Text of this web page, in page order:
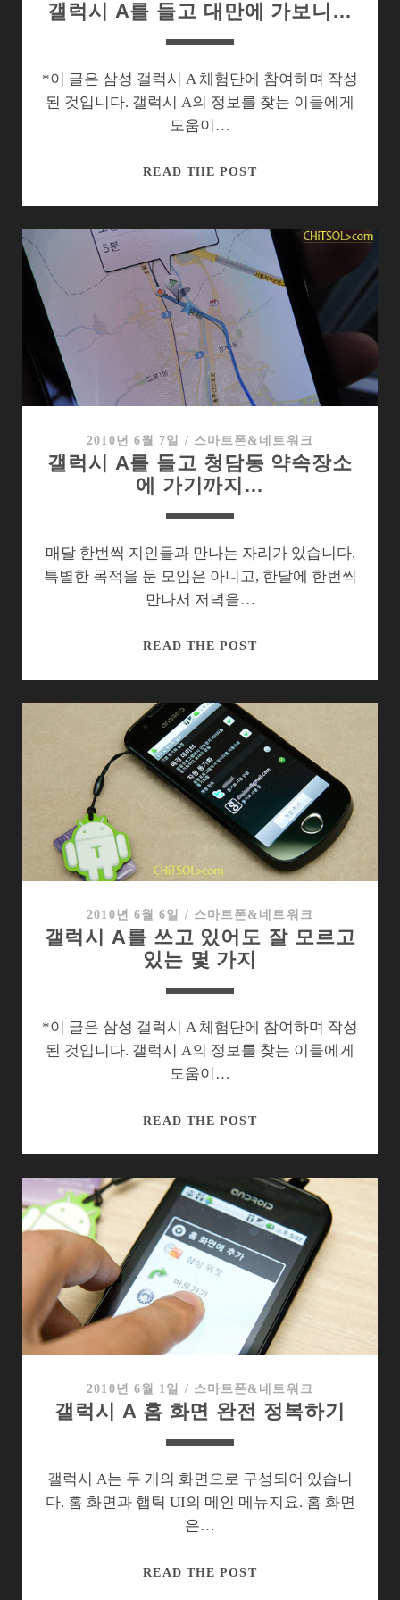
갤럭시 A를 들고 대만에 가보니…
*이 글은 삼성 갤럭시 A 체험단에 참여하며 작성
된 것입니다. 갤럭시 A의 정보를 찾는 이들에게
도움이…
READ THE POST갤
들
에
가
니…
2010년 6월 7일 / 스마트폰&네트워크
갤럭시 A를 들고 청담동 약속장소
에 가기까지…
매달 한번씩 지인들과 만나는 자리가 있습니다.
특별한 목적을 둔 모임은 아니고, 한달에 한번씩
만나서 저녁을…
READ THE POST갤
를
들
고
담
동
약
장
소
까
지…
2010년 6월 6일 / 스마트폰&네트워크
갤럭시 A를 쓰고 있어도 잘 모르고
있는 몇 가지
*이 글은 삼성 갤럭시 A 체험단에 참여하며 작성
된 것입니다. 갤럭시 A의 정보를 찾는 이들에게
도움이…
READ THE POST갤
A
를
쓰
고
있
어
도
잘
르
고
몇
가
2010년 6월 1일 / 스마트폰&네트워크
갤럭시 A 홈 화면 완전 정복하기
갤럭시 A는 두 개의 화면으로 구성되어 있습니
다. 홈 화면과 햅틱 UI의 메인 메뉴지요. 홈 화면
은…
READ THE POST갤